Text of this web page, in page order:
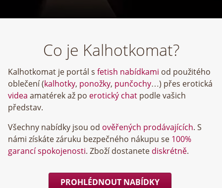
Co je Kalhotkomat?
Kalhotkomat je portál s fetish nabídkami od použitého
oblečení (kalhotky, ponožky, punčochy…) přes erotická
videa amatérek až po erotický chat podle vašich
představ.
Všechny nabídky jsou od ověřených prodávajících. S
námi získáte záruku bezpečného nákupu se 100%
garancí spokojenosti. Zboží dostanete diskrétně.
PROHLÉDNOUT NABÍDKY